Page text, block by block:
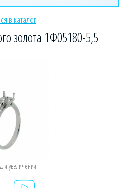
в каталог
золота 1Ф05180-5,5